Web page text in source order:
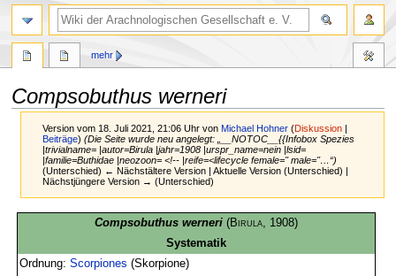
Compsobuthus werneri
Version vom 18. Juli 2021, 21:06 Uhr vonMichael Hohner (Diskussion |
Beiträge) (Die Seite wurde neu angelegt: „__NOTOC__{{Infobox Spezies
|trivialname= |autor=Birula |jahr=1908 |urspr_name=nein |lsid=
|familie=Buthidae |neozoon= <!-- |reife=<lifecycle female='' male=''…“)
(Unterschied) ← Nächstältere Version | Aktuelle Version (Unterschied) |
Nächstjüngere Version → (Unterschied)
springen
springen
Compsobuthus werneri (Birula, 1908)
Systematik
Ordnung:Scorpiones (Skorpione)
mehr